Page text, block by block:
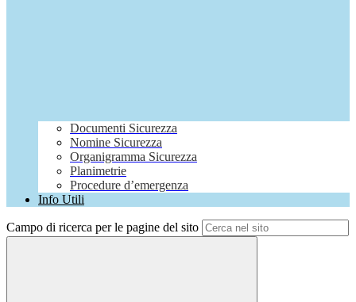
Documenti Sicurezza
Nomine Sicurezza
Organigramma Sicurezza
Planimetrie
Procedure d’emergenza
Info Utili
Campo di ricerca per le pagine del sito